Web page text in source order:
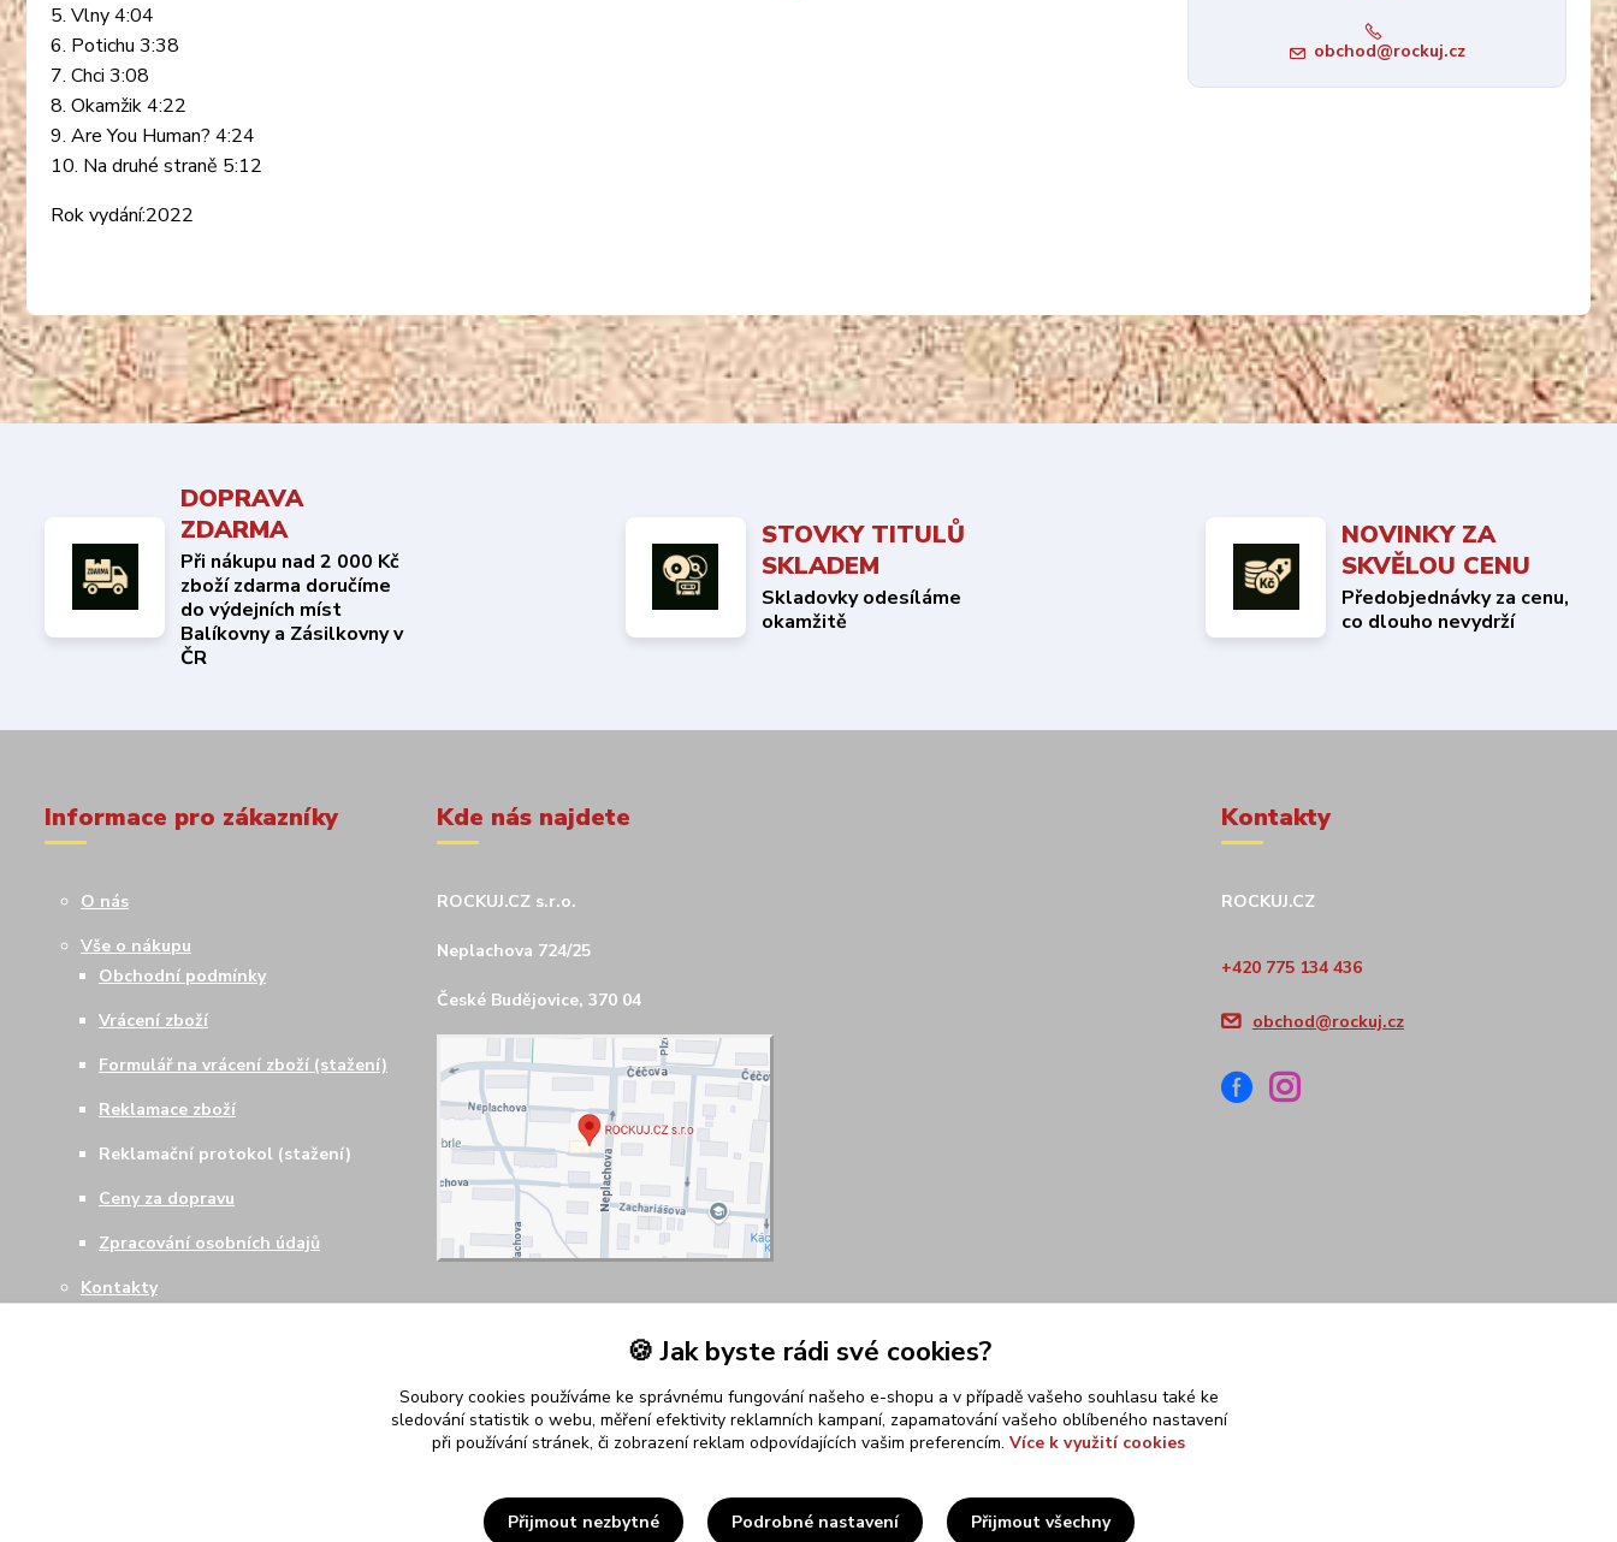
5. Vlny 4:04
6. Potichu 3:38
7. Chci 3:08
8. Okamžik 4:22
9. Are You Human? 4:24
10. Na druhé straně 5:12
Rok vydání:2022
obchod@rockuj.cz
DOPRAVA
ZDARMA
Při nákupu nad 2 000 Kč
zboží zdarma doručíme
do výdejních míst
Balíkovny a Zásilkovny v
ČR
STOVKY TITULŮ
SKLADEM
Skladovky odesíláme
okamžitě
NOVINKY ZA
SKVĚLOU CENU
Předobjednávky za cenu,
co dlouho nevydrží
Informace pro zákazníky
O nás
Vše o nákupu
Obchodní podmínky
Vrácení zboží
Formulář na vrácení zboží (stažení)
Reklamace zboží
Reklamační protokol (stažení)
Ceny za dopravu
Zpracování osobních údajů
Kontakty
Kde nás najdete
ROCKUJ.CZ s.r.o.
Neplachova 724/25
České Budějovice, 370 04
Kontakty
ROCKUJ.CZ
+420 775 134 436
obchod@rockuj.cz
🍪 Jak byste rádi své cookies?
Soubory cookies používáme ke správnému fungování našeho e-shopu a v případě vašeho souhlasu také ke
sledování statistik o webu, měření efektivity reklamních kampaní, zapamatování vašeho oblíbeného nastavení
při používání stránek, či zobrazení reklam odpovídajících vašim preferencím. Více k využití cookies
Přijmout nezbytné Podrobné nastavení Přijmout všechny